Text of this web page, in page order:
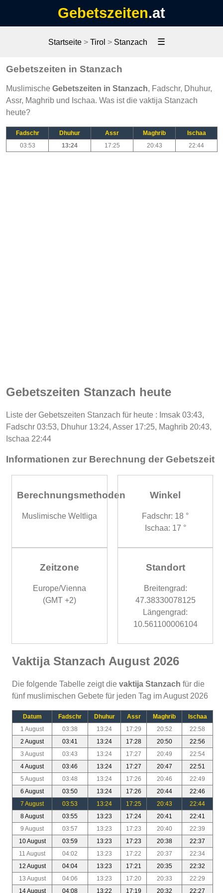
Gebetszeiten.at
Startseite> Tirol > Stanzach ☰
Gebetszeiten in Stanzach
Muslimische Gebetszeiten in Stanzach, Fadschr, Dhuhur,
Assr, Maghrib und Ischaa. Was ist die vaktija Stanzach
heute?
Fadschr Dhuhur Assr Maghrib
Ischaa
03:53
13:24 17:25 20:43 22:44
Gebetszeiten Stanzach heute
Liste der Gebetszeiten Stanzach für heute : Imsak 03:43,
Fadschr 03:53, Dhuhur 13:24, Asser 17:25, Maghrib 20:43,
Ischaa 22:44
Informationen zur Berechnung der Gebetszeit
Berechnungsmethoden
Muslimische Weltliga
Winkel
Fadschr: 18 °
Ischaa: 17 °
Zeitzone
Europe/Vienna
(GMT +2)
Standort
Breitengrad:
47.38330078125
Längengrad:
10.561100006104
Vaktija Stanzach August 2026
Die folgende Tabelle zeigt die vaktija Stanzach für die
fünf muslimischen Gebete für jeden Tag im August 2026
Datum Fadschr Dhuhur Assr Maghrib
Ischaa
1 August
03:38 13:24 17:29 20:52
22:58
2 August
03:41 13:24 17:28 20:50
22:56
3 August
03:43 13:24 17:27 20:49
22:54
4 August
03:46 13:24 17:27 20:47
22:51
5 August
03:48 13:24 17:26 20:46
22:49
6 August
03:50 13:24 17:26 20:44
22:46
7 August
03:53 13:24 17:25 20:43
22:44
8 August
03:55 13:23 17:24 20:41
22:41
9 August
03:57 13:23 17:23 20:40
22:39
10 August
03:59 13:23 17:23 20:38
22:37
11 August
04:02 13:23 17:22 20:37
22:34
12 August
04:04 13:23 17:21 20:35
22:32
13 August
04:06 13:23 17:20 20:33
22:29
14 August
04:08 13:22 17:19 20:32 22:27